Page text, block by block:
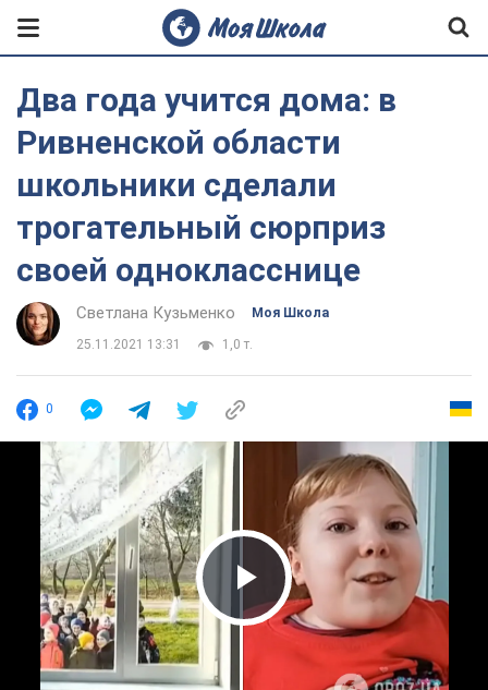
Два года учится дома: в
Ривненской области
школьники сделали
трогательный сюрприз
своей однокласснице
Светлана Кузьменко Моя Школа
25.11.2021 13:31 1,0 т.
0
Play Video